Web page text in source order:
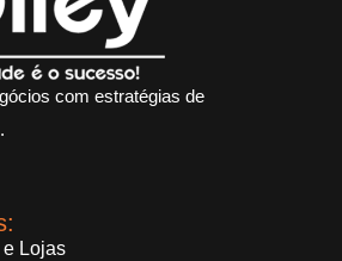
com estratégias de
Lojas